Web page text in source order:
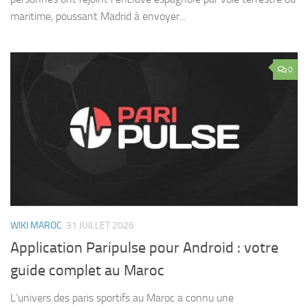
maritime, poussant Madrid à envoyer...
0
WIKI MAROC 31 JUILLET 2026
Application Paripulse pour Android : votre
guide complet au Maroc
L’univers des paris sportifs au Maroc a connu une